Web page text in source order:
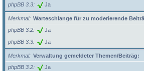
phpBB 3.3 Ja
Merkmal
Warteschlange für zu moderierende
phpBB 3.2
Ja
phpBB 3.3 Ja
Merkmal
Verwaltung gemeldeter Themen/Beiträg:
phpBB 3.2
Ja